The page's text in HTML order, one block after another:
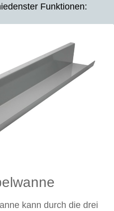
Funktionen:
kann durch die drei